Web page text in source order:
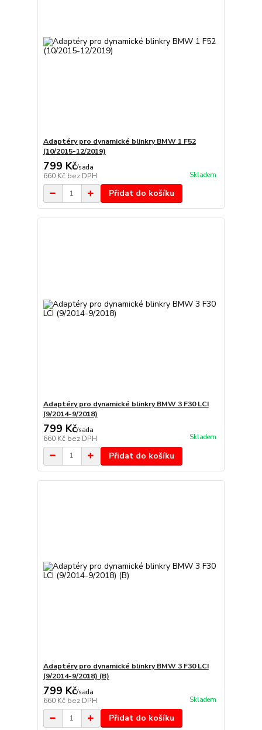
Adaptéry pro dynamické blinkry BMW 1 F52
(10/2015-12/2019)
799 Kč/sada
660 Kč bez DPH Skladem
Přidat do košíku
Adaptéry pro dynamické blinkry BMW 3 F30 LCI
(9/2014-9/2018)
799 Kč/sada
660 Kč bez DPH Skladem
Přidat do košíku
Adaptéry pro dynamické blinkry BMW 3 F30 LCI
(9/2014-9/2018) (B)
799 Kč/sada
660 Kč bez DPH Skladem
Přidat do košíku